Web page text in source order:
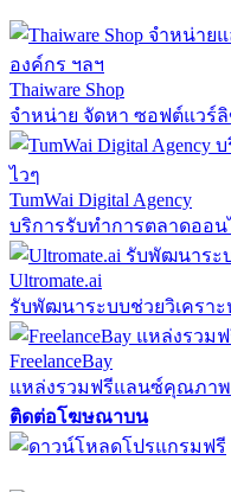
Thaiware Shop
จำหน่าย จัดหา ซอฟต์แวร์
TumWai Digital Agency
บริการรับทำการตลาดออน
Ultromate.ai
รับพัฒนาระบบช่วยวิเครา
FreelanceBay
แหล่งรวมฟรีแลนซ์คุณภาพ
ติดต่อโฆษณาบน